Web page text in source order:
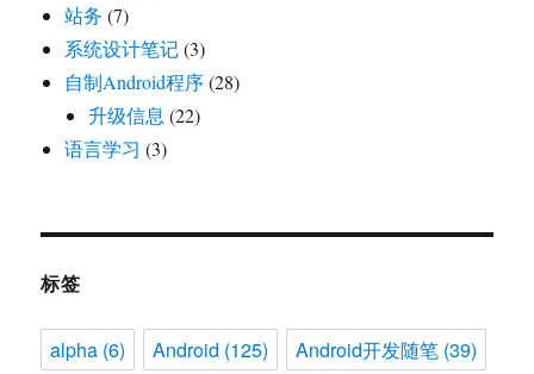
站务 (7)
系统设计笔记(3)
自制Android程序(28)
升级信息 (22)
语言学习 (3)
标签
alpha (6) Android (125) Android开发随笔 (39)